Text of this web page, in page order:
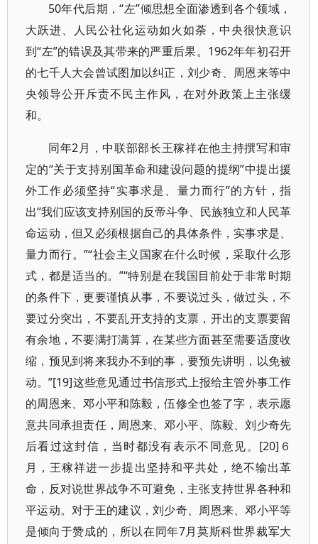
50年代后期，“左”倾思想全面渗透到各个领域，
大跃进、人民公社化运动如火如荼，中央很快意识
到“左”的错误及其带来的严重后果。1962年年初召开
的七千人大会曾试图加以纠正，刘少奇、周恩来等中
央领导公开斥责不民主作风，在对外政策上主张缓
和。
同年2月，中联部部长王稼祥在他主持撰写和审
定的“关于支持别国革命和建设问题的提纲”中提出援
外工作必须坚持“实事求是、量力而行”的方针，指
出“我们应该支持别国的反帝斗争、民族独立和人民革
命运动，但又必须根据自己的具体条件，实事求是、
量力而行。”“社会主义国家在什么时候，采取什么形
式，都是适当的。”“特别是在我国目前处于非常时期
的条件下，更要谨慎从事，不要说过头，做过头，不
要过分突出，不要乱开支持的支票，开出的支票要留
有余地，不要满打满算，在某些方面甚至需要适度收
缩，预见到将来我办不到的事，要预先讲明，以免被
动。”[19]这些意见通过书信形式上报给主管外事工作
的周恩来、邓小平和陈毅，伍修全也签了字，表示愿
意共同承担责任，周恩来、邓小平、陈毅、刘少奇先
后看过这封信，当时都没有表示不同意见。[20]６
月，王稼祥进一步提出坚持和平共处，绝不输出革
命，反对说世界战争不可避免，主张支持世界各种和
平运动。对于王的建议，刘少奇、周恩来、邓小平等
是倾向于赞成的，所以在同年7月莫斯科世界裁军大